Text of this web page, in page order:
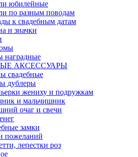
юбилейные
по разным поводам
к свадебным датам
и значки
наградные
АКСЕССУАРЫ
свадебные
дублеры
жениху и подружкам
и мальчишник
очаг и свечи
замки
пожеланий
лепестки роз